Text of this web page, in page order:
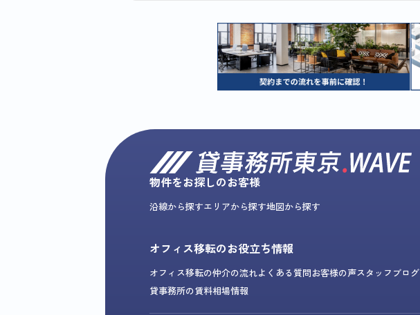
物件をお探しのお客様
沿線から探すエリアから探す地図から探す
オフィス移転のお役立ち情報
オフィス移転の仲介の流れよくある質問お客様の声スタッフブログ
貸事務所の賃料相場情報